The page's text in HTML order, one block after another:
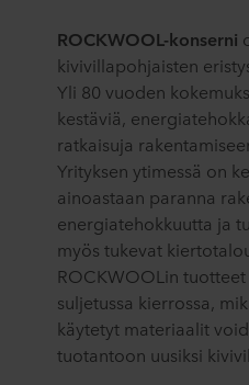
ROCKWOOL-konserni
kivivillapohjaisten
Yli 80 vuoden
kestäviä,
ratkaisuja
Yrityksen ytimessä on
ainoastaan paranna
energiatehokkuutta ja
myös tukevat
ROCKWOOLin
suljetussa kierrossa,
käytetyt materiaalit
tuotantoon uusiksi